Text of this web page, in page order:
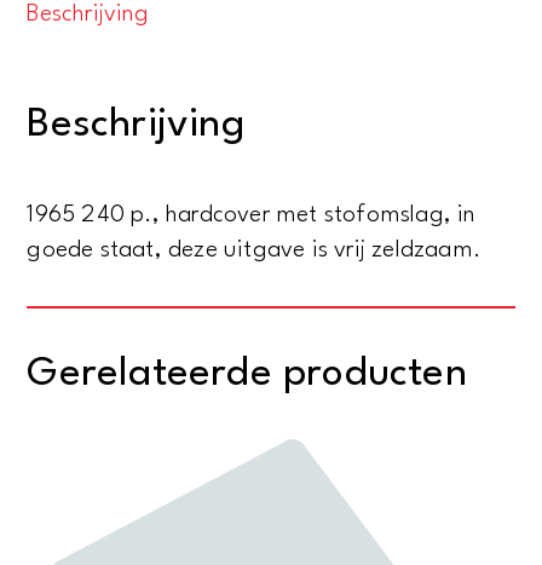
Beschrijving
Beschrijving
1965 240 p., hardcover met stofomslag, in
goede staat, deze uitgave is vrij zeldzaam.
Gerelateerde producten